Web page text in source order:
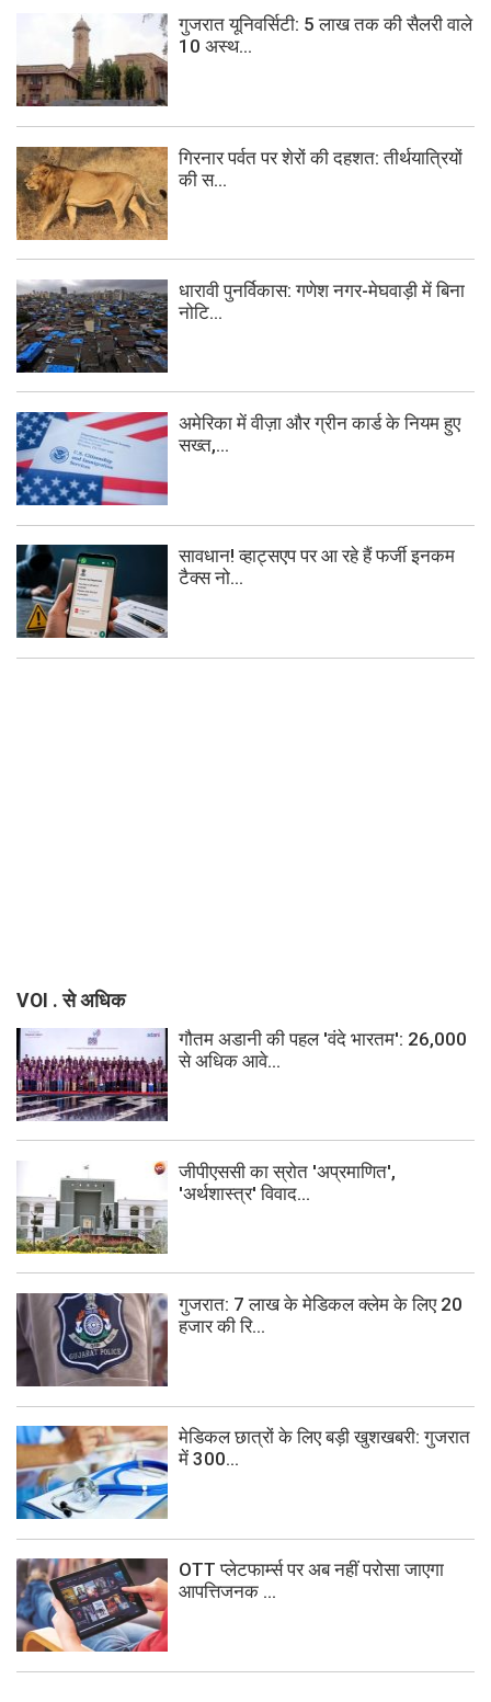
गुजरात यूनिवर्सिटी: 5 लाख तक की सैलरी वाले
10 अस्थ...
गिरनार पर्वत पर शेरों की दहशत: तीर्थयात्रियों
की स...
धारावी पुनर्विकास: गणेश नगर-मेघवाड़ी में बिना
नोटि...
अमेरिका में वीज़ा और ग्रीन कार्ड के नियम हुए
सख्त,...
सावधान! व्हाट्सएप पर आ रहे हैं फर्जी इनकम
टैक्स नो...
VOI . से अधिक
गौतम अडानी की पहल 'वंदे भारतम': 26,000
से अधिक आवे...
जीपीएससी का स्रोत 'अप्रमाणित',
'अर्थशास्त्र' विवाद...
गुजरात: 7 लाख के मेडिकल क्लेम के लिए 20
हजार की रि...
मेडिकल छात्रों के लिए बड़ी खुशखबरी: गुजरात
में 300...
OTT प्लेटफार्म्स पर अब नहीं परोसा जाएगा
आपत्तिजनक ...